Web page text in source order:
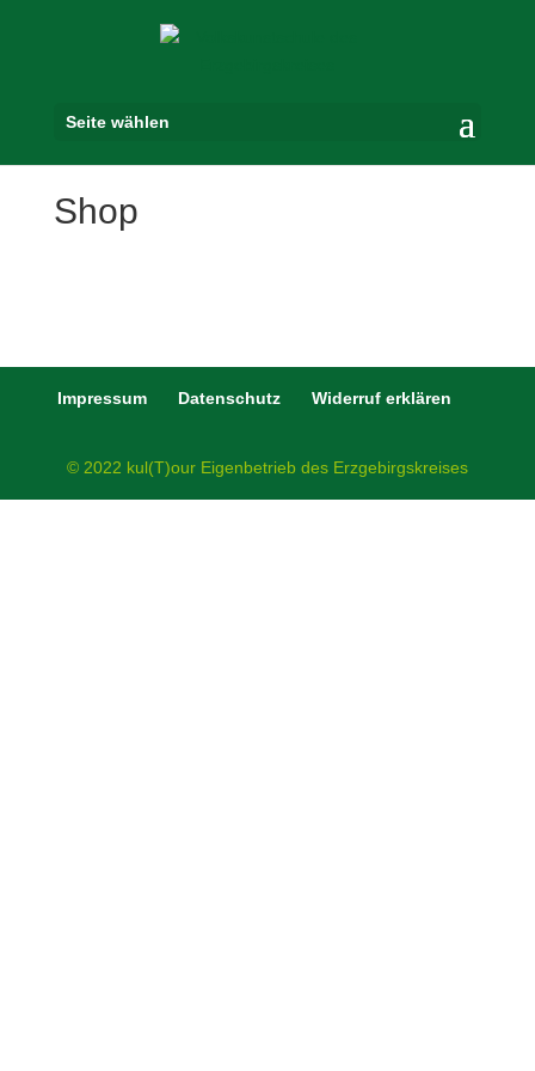
Seite wählen
Shop
Impressum Datenschutz Widerruf erklären
© 2022 kul(T)our Eigenbetrieb des Erzgebirgskreises